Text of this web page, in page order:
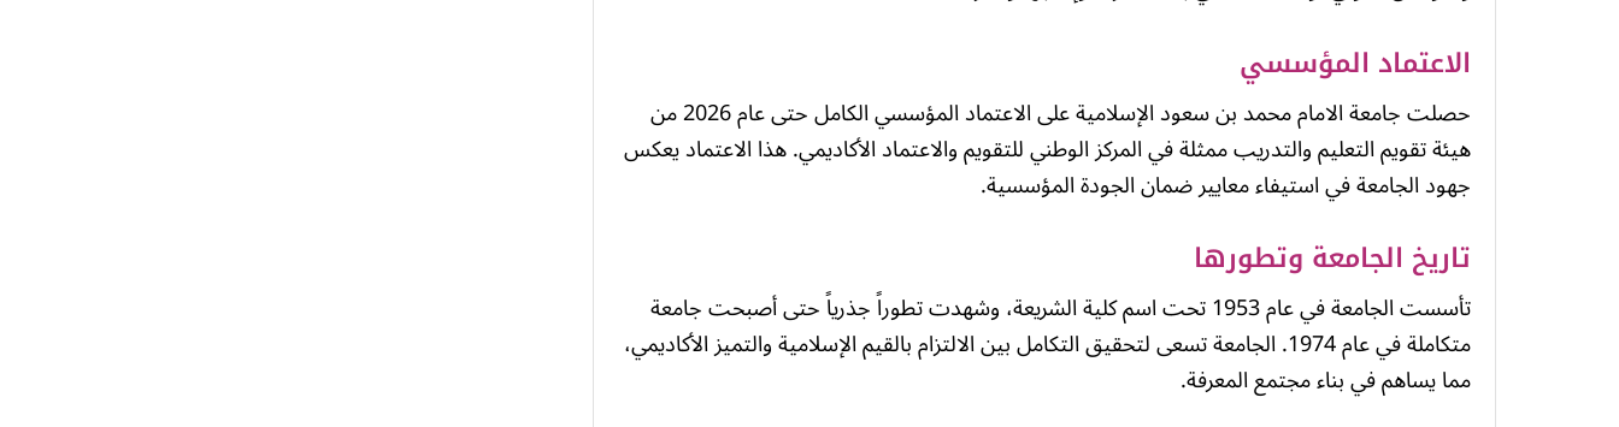
الاعتماد المؤسسي
حصلت جامعة الامام محمد بن سعود الإسلامية على الاعتماد المؤسسي الكامل حتى عام 2026 من
هيئة تقويم التعليم والتدريب ممثلة في المركز الوطني للتقويم والاعتماد الأكاديمي. هذا الاعتماد يعكس
جهود الجامعة في استيفاء معايير ضمان الجودة المؤسسية.
تاريخ الجامعة وتطورها
تأسست الجامعة في عام 1953 تحت اسم كلية الشريعة، وشهدت تطوراً جذرياً حتى أصبحت جامعة
متكاملة في عام 1974. الجامعة تسعى لتحقيق التكامل بين الالتزام بالقيم الإسلامية والتميز الأكاديمي،
مما يساهم في بناء مجتمع المعرفة.